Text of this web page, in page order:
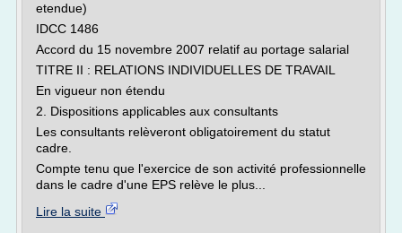
etendue)
IDCC 1486
Accord du 15 novembre 2007 relatif au portage salarial
TITRE II : RELATIONS INDIVIDUELLES DE TRAVAIL
En vigueur non étendu
2. Dispositions applicables aux consultants
Les consultants relèveront obligatoirement du statut
cadre.
Compte tenu que l'exercice de son activité professionnelle
dans le cadre d'une EPS relève le plus...
Lire la suite